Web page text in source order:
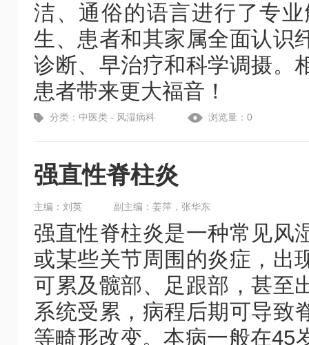
洁、通俗的语言进行了专
生、患者和其家属全面认识
诊断、早治疗和科学调摄。
患者带来更大福音！
分类：中医类 - 风湿病科 浏览量：0
强直性脊柱炎
主编：刘英 副主编：姜萍，张华东
强直性脊柱炎是一种常见风
或某些关节周围的炎症，出
可累及髋部、足跟部，甚至
系统受累，病程后期可导致
等畸形改变。本病一般在45